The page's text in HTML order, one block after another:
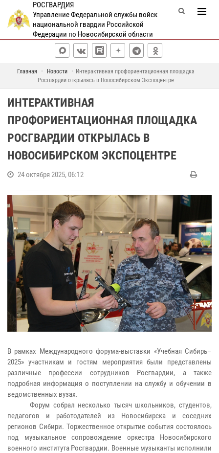
РОСГВАРДИЯ
Управление Федеральной службы войск
национальной гвардии Российской
Федерации по Новосибирской области
Главная Новости
Интерактивная профориентационная площадка
Росгвардии открылась в Новосибирском Экспоцентре
ИНТЕРАКТИВНАЯ
ПРОФОРИЕНТАЦИОННАЯ ПЛОЩАДКА
РОСГВАРДИИ ОТКРЫЛАСЬ В
НОВОСИБИРСКОМ ЭКСПОЦЕНТРЕ
24 октября 2025, 06:12
В рамках Международного форума-выставки «Учебная Сибирь–
2025» участникам и гостям мероприятия были представлены
различные профессии сотрудников Росгвардии, а также
подробная информация о поступлении на службу и обучении в
ведомственных вузах.
Форум собрал несколько тысяч школьников, студентов,
педагогов и работодателей из Новосибирска и соседних
регионов Сибири. Торжественное открытие события состоялось
под музыкальное сопровождение оркестра Новосибирского
военного института Росгвардии. Военные музыканты исполнили